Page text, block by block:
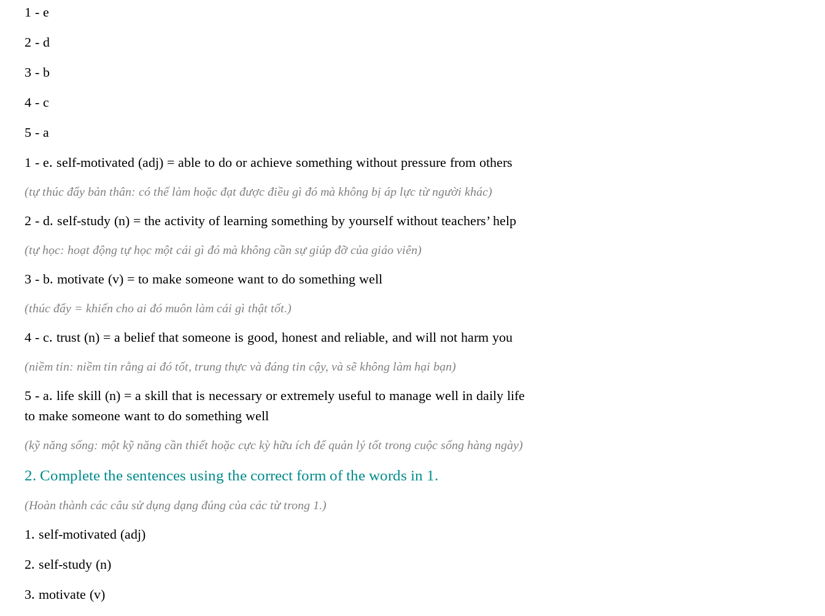
1 - e
2 - d
3 - b
4 - c
5 - a
1 - e. self-motivated (adj) = able to do or achieve something without pressure from others
(tự thúc đẩy bản thân: có thể làm hoặc đạt được điều gì đó mà không bị áp lực từ người khác)
2 - d. self-study (n) = the activity of learning something by yourself without teachers’ help
(tự học: hoạt động tự học một cái gì đó mà không cần sự giúp đỡ của giáo viên)
3 - b. motivate (v) = to make someone want to do something well
(thúc đẩy = khiến cho ai đó muôn làm cái gì thật tốt.)
4 - c. trust (n) = a belief that someone is good, honest and reliable, and will not harm you
(niềm tin: niềm tin rằng ai đó tốt, trung thực và đáng tin cậy, và sẽ không làm hại bạn)
5 - a. life skill (n) = a skill that is necessary or extremely useful to manage well in daily life
to make someone want to do something well
(kỹ năng sống: một kỹ năng cần thiết hoặc cực kỳ hữu ích để quản lý tốt trong cuộc sống hàng ngày)
2. Complete the sentences using the correct form of the words in 1.
(Hoàn thành các câu sử dụng dạng đúng của các từ trong 1.)
1. self-motivated (adj)
2. self-study (n)
3. motivate (v)